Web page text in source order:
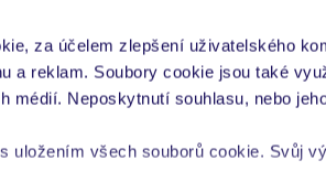
za účelem zlepšení uživatelského
a reklam. Soubory cookie jsou také
Neposkytnutí souhlasu, nebo
uložením všech souborů cookie. Svůj
pouze prostřednictvím TUI Service Center 24/